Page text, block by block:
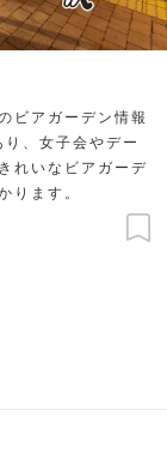
ビアガーデン情報
、女子会やデー
れいなビアガーデ
ります。